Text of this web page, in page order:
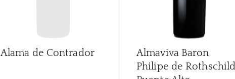
Alama de Contrador
Almaviva Baron
Philipe de Rothschild